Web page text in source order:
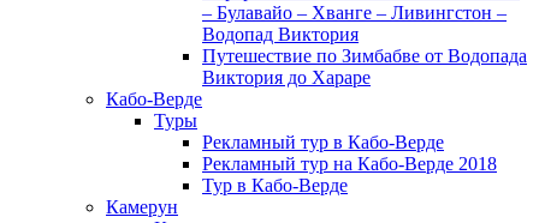
– Булавайо – Хванге – Ливингстон –
Водопад Виктория
Путешествие по Зимбабве от Водопада
Виктория до Хараре
Кабо-Верде
Туры
Рекламный тур в Кабо-Верде
Рекламный тур на Кабо-Верде 2018
Тур в Кабо-Верде
Камерун